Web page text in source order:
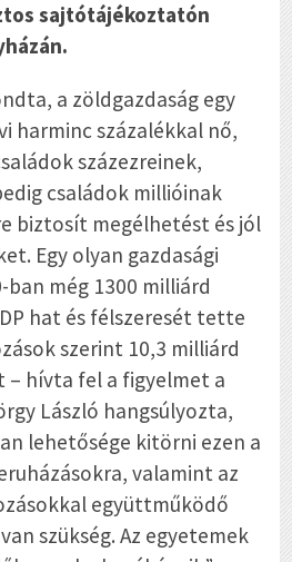
sajtótájékoztatón
a zöldgazdaság egy
harminc százalékkal nő,
százezreinek,
családok millióinak
biztosít megélhetést és jól
Egy olyan gazdasági
még 1300 milliárd
hat és félszeresét tette
szerint 10,3 milliárd
hívta fel a figyelmet a
László hangsúlyozta,
lehetősége kitörni ezen a
valamint az
együttműködő
szükség. Az egyetemek